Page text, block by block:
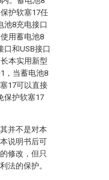
护软塞17任
池8充电接口
用蓄电池8
口和USB接口
本实用新型
，当蓄电池8
17可以直接
保护软塞17
并不是对本
说明书后可
修改，但只
法的保护。